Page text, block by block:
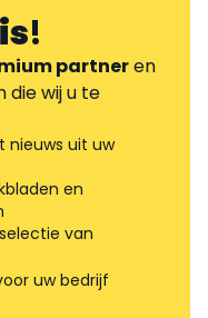
!
partneren
die wij u te
nieuws uit uw
en
van
uw bedrijf